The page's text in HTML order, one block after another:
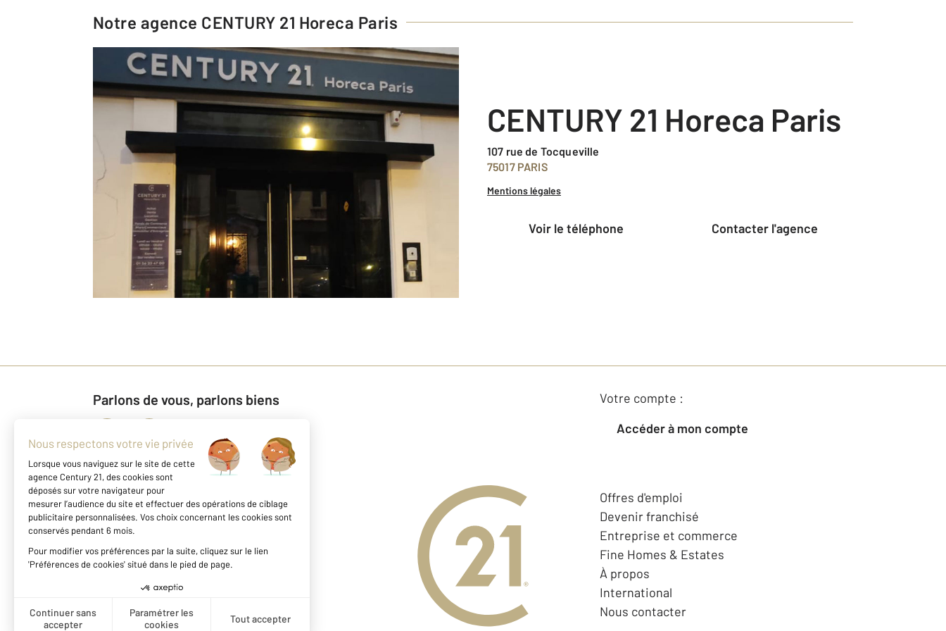
Notre agence CENTURY 21 Horeca Paris
CENTURY 21 Horeca Paris
107 rue de Tocqueville
75017 PARIS
Mentions légales
voir le téléphone Contacter l'agence
Parlons de vous, parlons biens
Votre compte :
Accéder à mon compte
Offres d'emploi
Devenir franchisé
Entreprise et commerce
Fine Homes & Estates
À propos
International
Nous contacter